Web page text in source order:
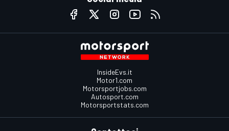
InsideEvs.it
Motor1.com
Motorsportjobs.com
Autosport.com
Motorsportstats.com